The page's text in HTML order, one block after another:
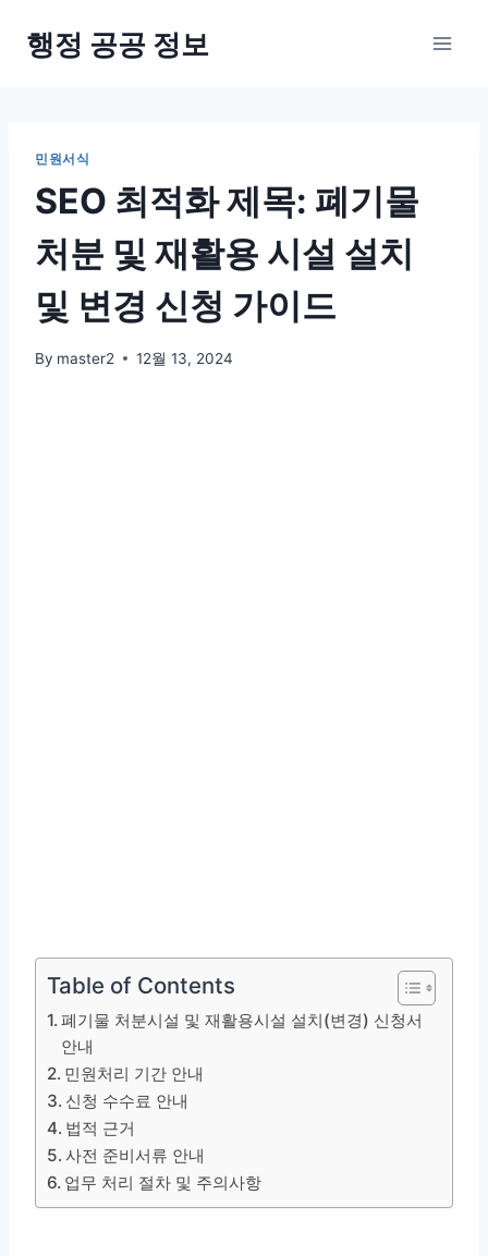
행정 공공 정보
민원서식
SEO 최적화 제목: 폐기물
처분 및 재활용 시설 설치
및 변경 신청 가이드
By master2 12월 13, 2024
Table of Contents
폐기물 처분시설 및 재활용시설 설치(변경) 신청서
안내
민원처리 기간 안내
신청 수수료 안내
법적 근거
사전 준비서류 안내
업무 처리 절차 및 주의사항